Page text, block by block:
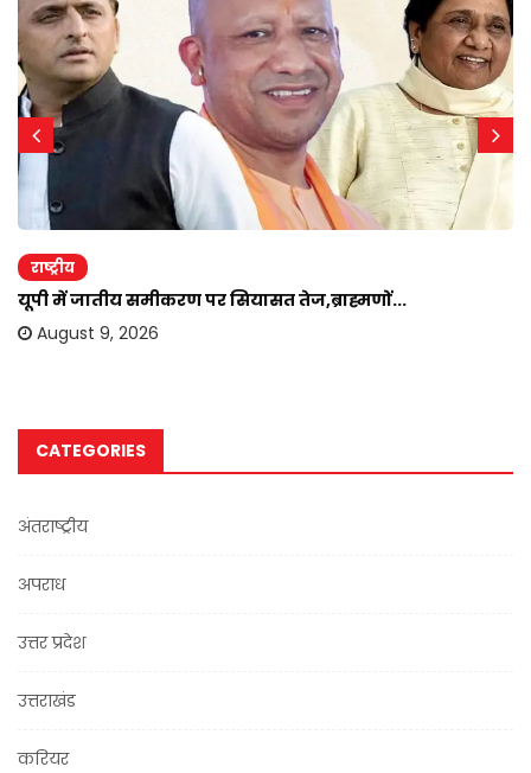
राष्ट्रीय
यूपी में जातीय समीकरण पर सियासत तेज,ब्राह्मणों...
August 9, 2026
CATEGORIES
अंतराष्ट्रीय
अपराध
उत्तर प्रदेश
उत्तराखंड
करियर